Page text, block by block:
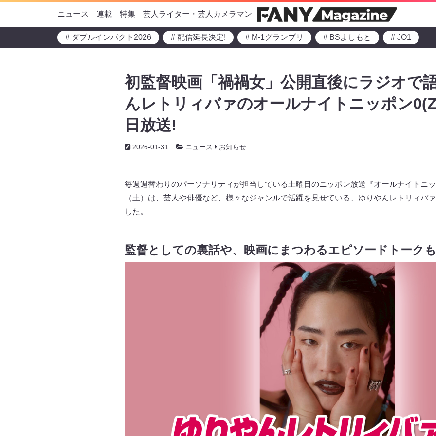
ニュース 連載 特集 芸人ライター・芸人カメラマン
# ダブルインパクト2026 # 配信延長決定! # M-1グランプリ # BSよしもと # JO1
初監督映画「禍禍女」公開直後にラジオで
んレトリィバァのオールナイトニッポン
日放送!
2026-01-31 ニュース お知らせ
毎週週替わりのパーソナリティが担当している土曜日のニッポン放送『オールナイトニ
（土）は、芸人や俳優など、様々なジャンルで活躍を見せている、ゆりやんレトリィバ
した。
監督としての裏話や、映画にまつわるエピソードトーク